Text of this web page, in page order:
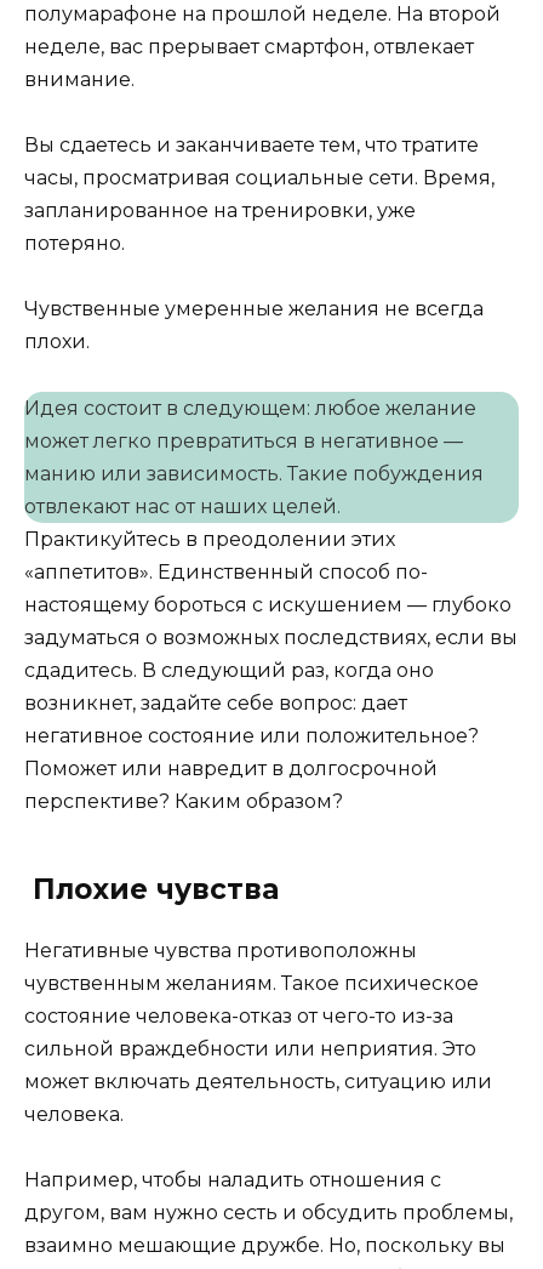
полумарафоне на прошлой неделе. На второй
неделе, вас прерывает смартфон, отвлекает
внимание.
Вы сдаетесь и заканчиваете тем, что тратите
часы, просматривая социальные сети. Время,
запланированное на тренировки, уже
потеряно.
Чувственные умеренные желания не всегда
плохи.
Идея состоит в следующем: любое желание
может легко превратиться в негативное —
манию или зависимость. Такие побуждения
отвлекают нас от наших целей.
Практикуйтесь в преодолении этих
«аппетитов». Единственный способ по-
настоящему бороться с искушением — глубоко
задуматься о возможных последствиях, если вы
сдадитесь. В следующий раз, когда оно
возникнет, задайте себе вопрос: дает
негативное состояние или положительное?
Поможет или навредит в долгосрочной
перспективе? Каким образом?
Плохие чувства
Негативные чувства противоположны
чувственным желаниям. Такое психическое
состояние человека-отказ от чего-то из-за
сильной враждебности или неприятия. Это
может включать деятельность, ситуацию или
человека.
Например, чтобы наладить отношения с
другом, вам нужно сесть и обсудить проблемы,
взаимно мешающие дружбе. Но, поскольку вы